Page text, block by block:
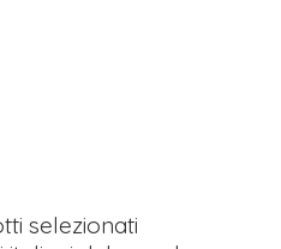
selezionati